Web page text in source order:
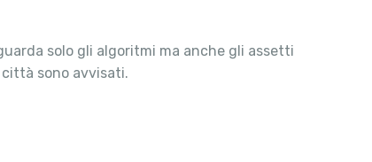
solo gli algoritmi ma anche gli assetti
sono avvisati.